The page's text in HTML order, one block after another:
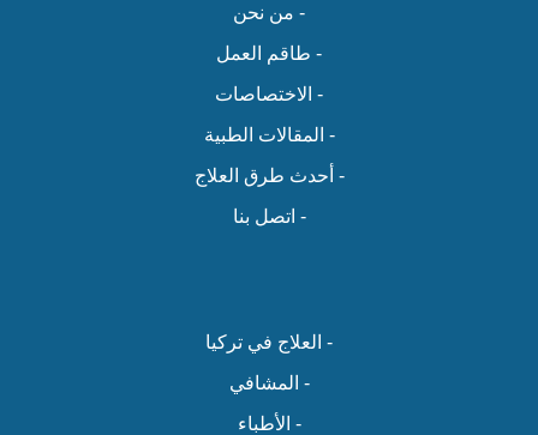
- من نحن
- طاقم العمل
- الاختصاصات
- المقالات الطبية
- أحدث طرق العلاج
- اتصل بنا
- العلاج في تركيا
- المشافي
- الأطباء